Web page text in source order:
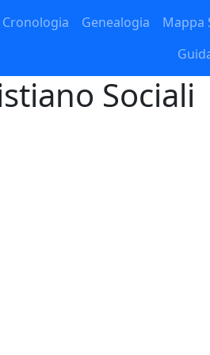
Cronologia Genealogia
Mappa
Sociali